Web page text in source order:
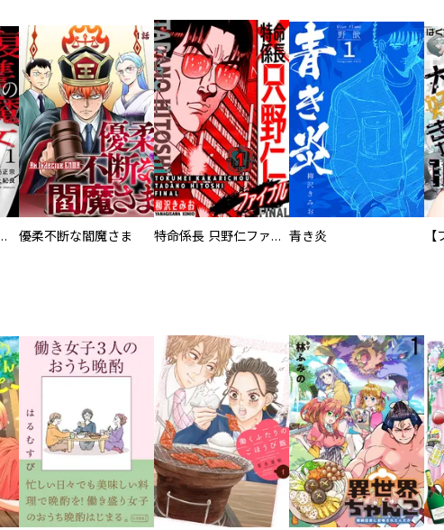
子単行本版】 優柔不断な閻魔さま 特命係長 只野仁ファイナル 愛蔵版 青き炎